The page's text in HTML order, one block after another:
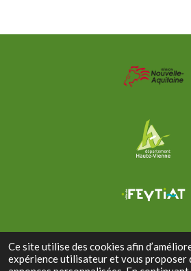
Ce site utilise des cookies afin
expérience utilisateur et vous proposer
© 2022 Club de la Figurine Historique du